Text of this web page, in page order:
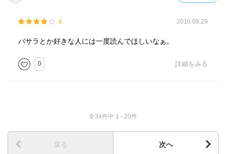
4 2010.08.29
バサラとか好きな人には一度読んでほしいなぁ。
0 詳細をみる
全34件中 1 - 20件
戻る 次へ